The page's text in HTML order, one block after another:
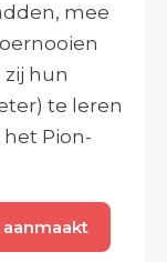
mee
hun
te leren
Pion-